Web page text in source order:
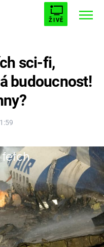
ŽIVĚ
5sci-fi,
budoucnost!
hlavu!